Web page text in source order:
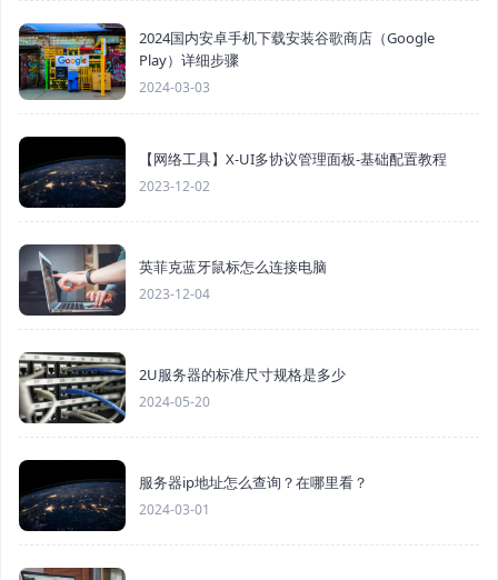
2024国内安卓手机下载安装谷歌商店（Google
Play）详细步骤
2024-03-03
【网络工具】X-UI多协议管理面板-基础配置教程
2023-12-02
英菲克蓝牙鼠标怎么连接电脑
2023-12-04
2U服务器的标准尺寸规格是多少
2024-05-20
服务器ip地址怎么查询？在哪里看？
2024-03-01